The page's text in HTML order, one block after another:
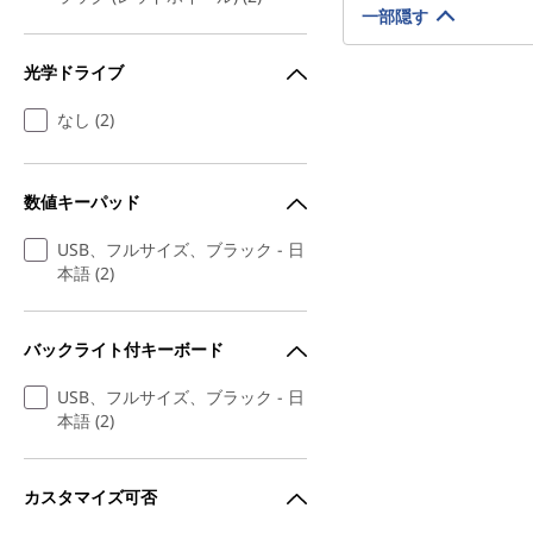
光学ドライブ
なし (2)
数値キーパッド
USB、フルサイズ、ブラック - 日
本語 (2)
バックライト付キーボード
USB、フルサイズ、ブラック - 日
本語 (2)
カスタマイズ可否
一部隠す